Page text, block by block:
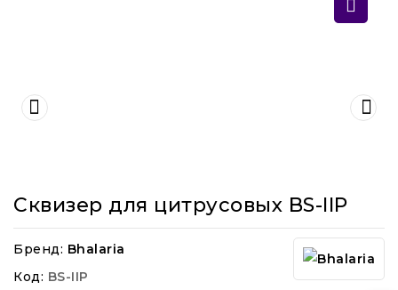
Сквизер для цитрусовых BS-IIP
Бренд: Bhalaria
Код: BS-IIP